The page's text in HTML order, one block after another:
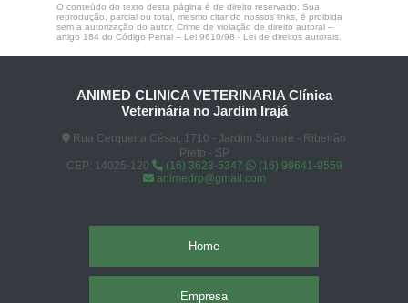
O conteúdo do texto desta página é de direito reservado. Sua
reprodução, parcial ou total, mesmo citando nossos links, é proibida
sem a autorização do autor. Crime de violação de direito autoral –
artigo 184 do Código Penal – Lei 9610/98 - Lei de direitos autorais.
ANIMED CLINICA VETERINARIA Clínica
Veterinária no Jardim Irajá
Rua Cerqueira César, 1710 - Jardim Sumaré - Ribeirão
Preto - SP
CEP: 14025-120
(16) 3623-5347
(16) 99641-9559
animedrp@gmail.com
Home
Empresa